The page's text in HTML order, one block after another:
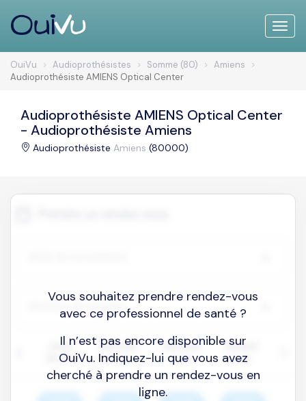
Toggle
OuiVu Audioprothésistes Somme (80)
Amiens
Audioprothésiste AMIENS Optical Center
Audioprothésiste AMIENS Optical Center
- Audioprothésiste Amiens
Audioprothésiste Amiens (80000)
Vous souhaitez prendre rendez-vous
avec ce professionnel de santé ?
Il n’est pas encore disponible sur
OuiVu. Indiquez-lui que vous avez
cherché à prendre un rendez-vous en
ligne.